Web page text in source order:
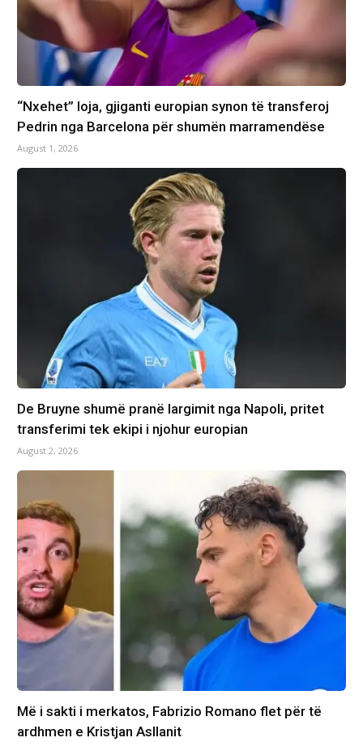
“Nxehet” loja, gjiganti europian synon të transferoj
Pedrin nga Barcelona për shumën marramendëse
August 1, 2026
De Bruyne shumë pranë largimit nga Napoli, pritet
transferimi tek ekipi i njohur europian
August 2, 2026
Më i sakti i merkatos, Fabrizio Romano flet për të
ardhmen e Kristjan Asllanit